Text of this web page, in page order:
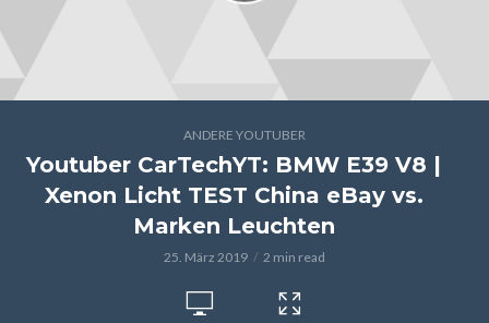
ANDERE YOUTUBER
Youtuber CarTechYT: BMW E39 V8 |
Xenon Licht TEST China eBay vs.
Marken Leuchten
25. März 2019 2 min read